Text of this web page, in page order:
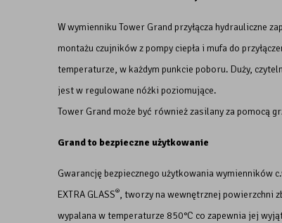
W wymienniku Tower Grand przyłącza hydrauliczne
montażu czujników z pompy ciepła i mufa do
temperaturze, w każdym punkcie poboru. Duży,
jest w regulowane nóżki poziomujące.
Tower Grand może być również zasilany za pomocą
Grand to bezpieczne użytkowanie
Gwarancję bezpiecznego użytkowania wymienników
EXTRA GLASS®, tworzy na wewnętrznej powierzchni
wypalana w temperaturze 850°C co zapewnia jej